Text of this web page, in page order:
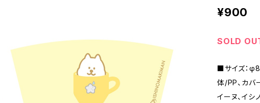
¥900
SOLD
■サイズ：
体/PP、カ
イーヌ、イ